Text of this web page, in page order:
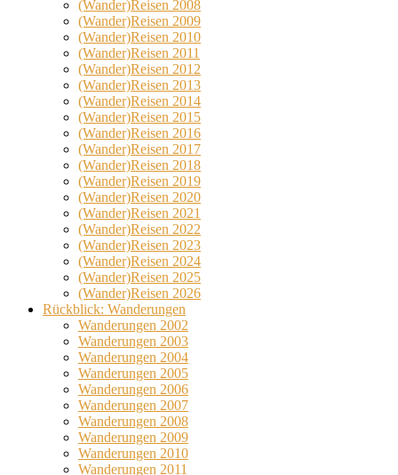
(Wander)Reisen 2008
(Wander)Reisen 2009
(Wander)Reisen 2010
(Wander)Reisen 2011
(Wander)Reisen 2012
(Wander)Reisen 2013
(Wander)Reisen 2014
(Wander)Reisen 2015
(Wander)Reisen 2016
(Wander)Reisen 2017
(Wander)Reisen 2018
(Wander)Reisen 2019
(Wander)Reisen 2020
(Wander)Reisen 2021
(Wander)Reisen 2022
(Wander)Reisen 2023
(Wander)Reisen 2024
(Wander)Reisen 2025
(Wander)Reisen 2026
Rückblick: Wanderungen
Wanderungen 2002
Wanderungen 2003
Wanderungen 2004
Wanderungen 2005
Wanderungen 2006
Wanderungen 2007
Wanderungen 2008
Wanderungen 2009
Wanderungen 2010
Wanderungen 2011